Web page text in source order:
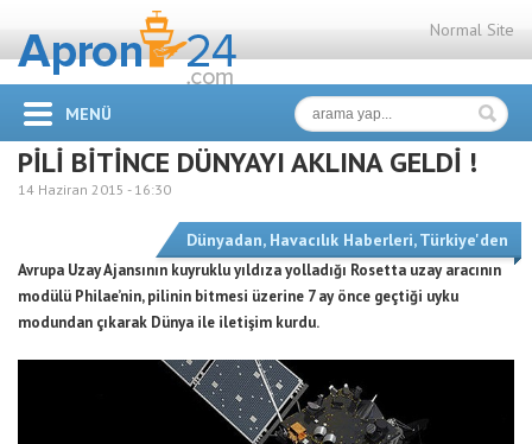
Normal Site
MENÜ
PİLİ BİTİNCE DÜNYAYI AKLINA GELDİ !
14 Haziran 2015 - 16:30
Dünyadan, Havacılık Haberleri,Türkiye'den
Avrupa Uzay Ajansının kuyruklu yıldıza yolladığı Rosetta uzay aracının
modülü Philae’nin, pilinin bitmesi üzerine 7 ay önce geçtiği uyku
modundan çıkarak Dünya ile iletişim kurdu.